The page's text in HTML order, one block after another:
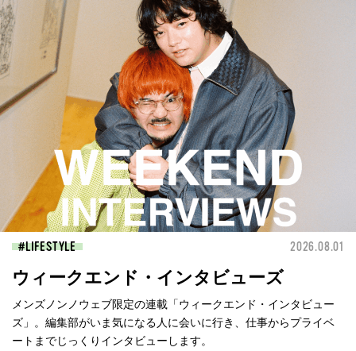
LIFESTYLE 2026.08.01
ウィークエンド・インタビューズ
メンズノンノウェブ限定の連載「ウィークエンド・インタビュー
ズ」。編集部がいま気になる人に会いに行き、仕事からプライベ
ートまでじっくりインタビューします。